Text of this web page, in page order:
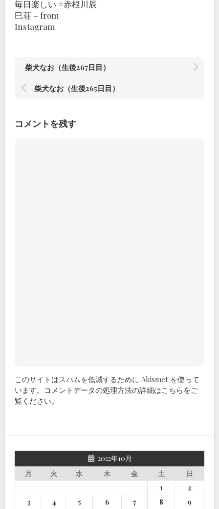
毎日楽しい #赤根川辰
巳荘 – from
Instagram
柴犬なお（生後267日目）
柴犬なお（生後265日目）
コメントを残す
このサイトはスパムを低減するために Akismet を使って
います。 コメントデータの処理方法の詳細はこちらをご
覧ください。
2022年10月
月
火 水 木 金 土
日
1
2
3
4 5 6 7 8
9